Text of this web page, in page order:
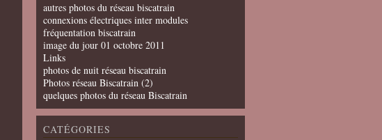
autres photos du réseau biscatrain
connexions électriques inter modules
fréquentation biscatrain
image du jour 01 octobre 2011
Links
photos de nuit réseau biscatrain
Photos réseau Biscatrain (2)
quelques photos du réseau Biscatrain
CATÉGORIES